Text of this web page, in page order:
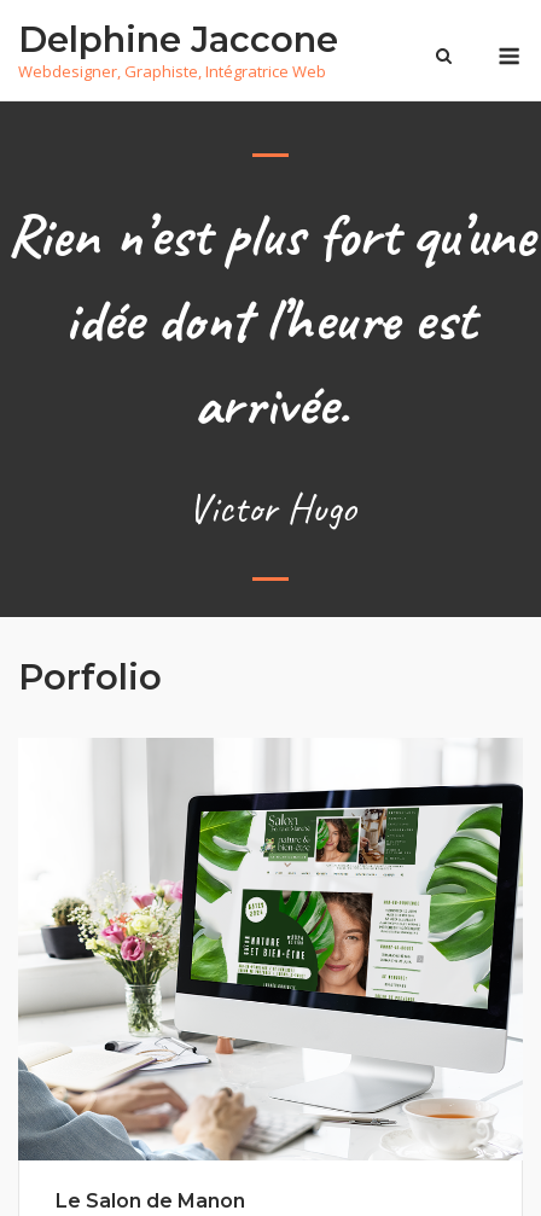
content
Delphine Jaccone
Webdesigner, Graphiste, Intégratrice Web
Rien n’est plus fort qu’une
idée dont l’heure est
arrivée.
Victor Hugo
Porfolio
Le Salon de Manon